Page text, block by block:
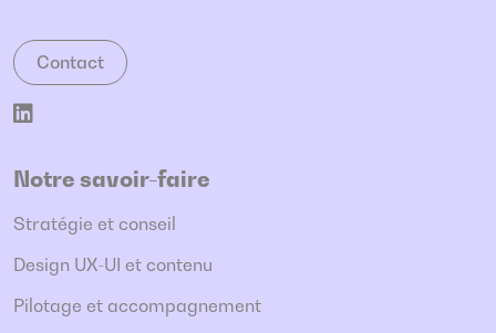
Contact
Notre savoir-faire
Stratégie et conseil
Design UX-UI et contenu
Pilotage et accompagnement